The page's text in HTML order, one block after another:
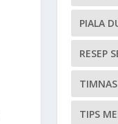
PIALA
RESEP
TIPS